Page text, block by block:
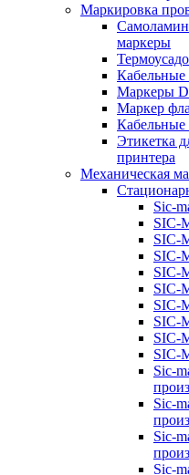
Маркировка
маркеры
Кабельные
Маркеры
Маркер
Этикетка
принтера
Механическая
Sic-
SIC-
SIC-
SIC-
SIC-
SIC-
SIC-
SIC-
SIC-
SIC-
Sic-
Sic-
Sic-
Sic-